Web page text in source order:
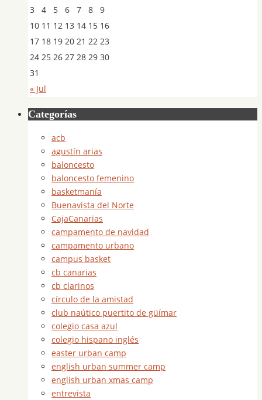
« Jul
3
4 5 6 7 8
9
10 11 12 13 14 15 16
17 18 19 20 21 22 23
24 25 26 27 28 29 30
31
Categorías
acb
agustín arias
baloncesto
baloncesto femenino
basketmanía
Buenavista del Norte
CajaCanarias
campamento de navidad
campamento urbano
campus basket
cb canarias
cb clarinos
círculo de la amistad
club naútico puertito de güímar
colegio casa azul
colegio hispano inglés
easter urban camp
english urban summer camp
english urban xmas camp
entrevista